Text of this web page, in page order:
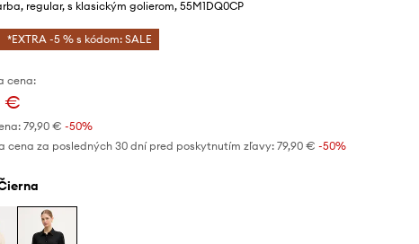
regular, s klasickým golierom, 55M1DQ0CP
*EXTRA -5 % s kódom: SALE
cena:
€
79,90 € -50%
cena za posledných 30 dní pred poskytnutím zľavy: 79,90 € -50%
čierna